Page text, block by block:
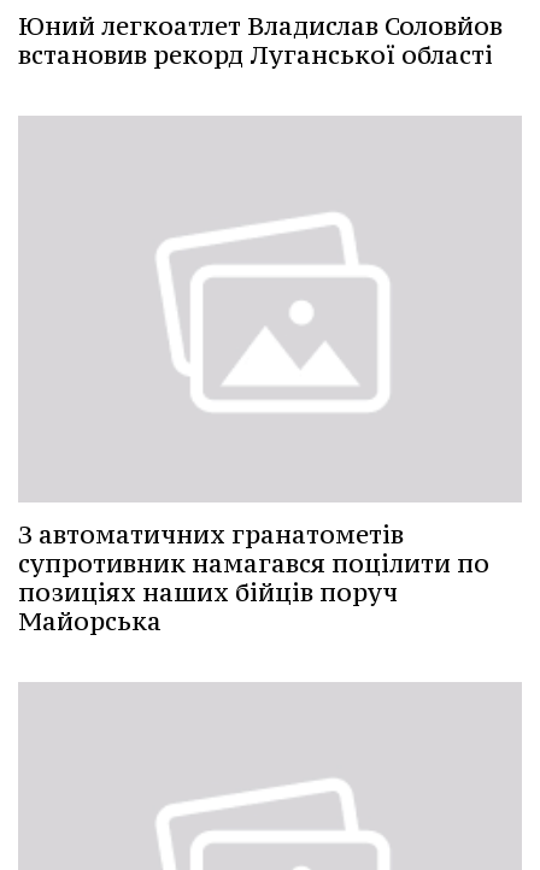
Юний легкоатлет Владислав Соловйов
встановив рекорд Луганської області
З автоматичних гранатометів
супротивник намагався поцілити по
позиціях наших бійців поруч
Майорська